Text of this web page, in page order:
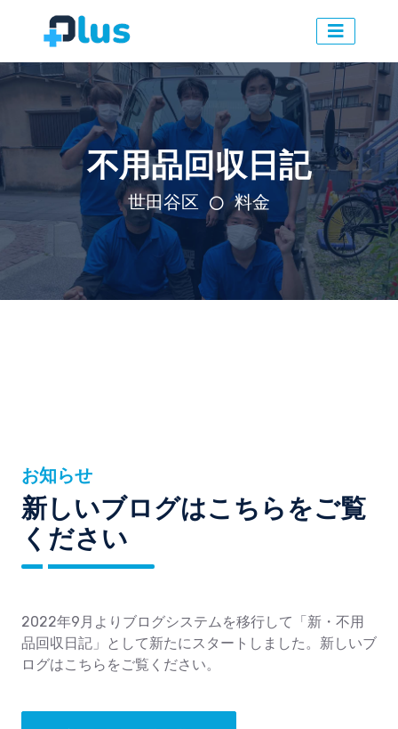
不用品回収日記
世田谷区 料金
お知らせ
新しいブログはこちらをご覧
ください
2022年9月よりブログシステムを移行して「新・不用
品回収日記」として新たにスタートしました。新しいブ
ログはこちらをご覧ください。